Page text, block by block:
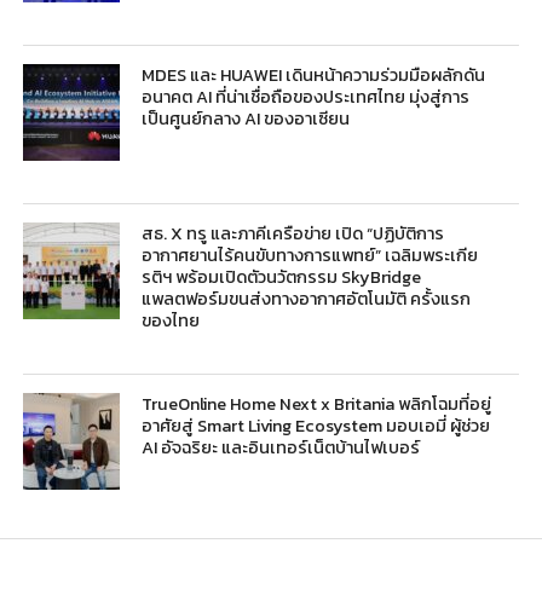
MDES และ HUAWEI เดินหน้าความร่วมมือผลักดัน
อนาคต AI ที่น่าเชื่อถือของประเทศไทย มุ่งสู่การ
เป็นศูนย์กลาง AI ของอาเซียน
สธ. X ทรู และภาคีเครือข่าย เปิด “ปฏิบัติการ
อากาศยานไร้คนขับทางการแพทย์” เฉลิมพระเกีย
รติฯ พร้อมเปิดตัวนวัตกรรม SkyBridge
แพลตฟอร์มขนส่งทางอากาศอัตโนมัติ ครั้งแรก
ของไทย
TrueOnline Home Next x Britania พลิกโฉมที่อยู่
อาศัยสู่ Smart Living Ecosystem มอบเอมี่ ผู้ช่วย
AI อัจฉริยะ และอินเทอร์เน็ตบ้านไฟเบอร์